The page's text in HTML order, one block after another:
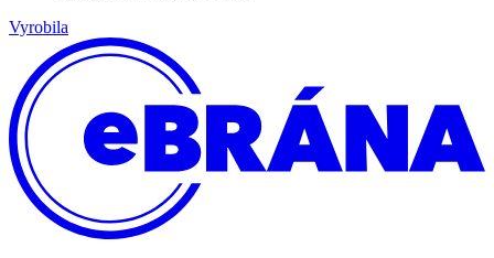
Vyrobila